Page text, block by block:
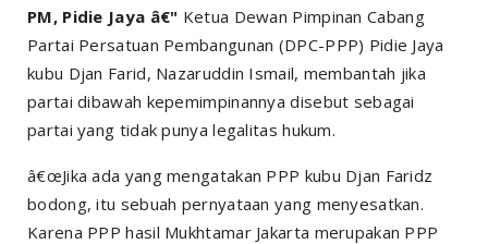
PM, Pidie Jaya â€" Ketua Dewan Pimpinan Cabang
Partai Persatuan Pembangunan (DPC-PPP) Pidie Jaya
kubu Djan Farid, Nazaruddin Ismail, membantah jika
partai dibawah kepemimpinannya disebut sebagai
partai yang tidak punya legalitas hukum.
â€œJika ada yang mengatakan PPP kubu Djan Faridz
bodong, itu sebuah pernyataan yang menyesatkan.
Karena PPP hasil Mukhtamar Jakarta merupakan PPP